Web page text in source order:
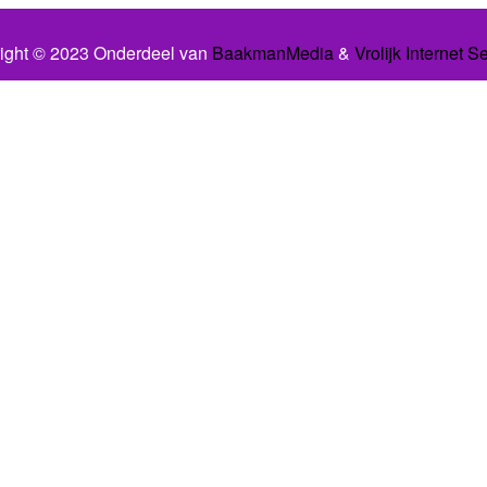
© 2023 Onderdeel van BaakmanMedia& Vrolijk Internet